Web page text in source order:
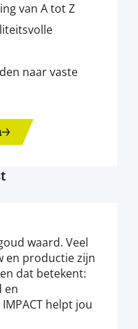
van A tot Z
naar vaste
waard. Veel
en productie zijn
dat betekent:
en
helpt jou